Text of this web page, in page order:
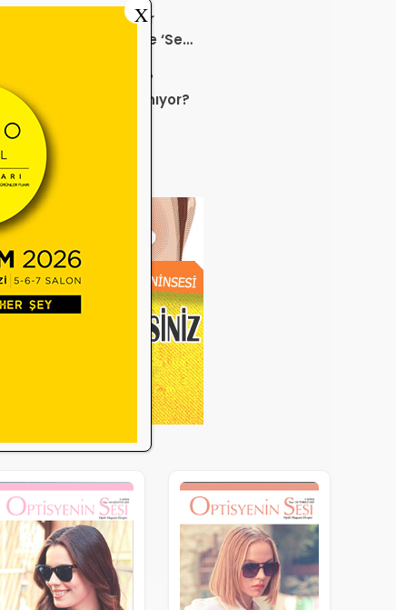
Bu Kampanyalara Dur
mi? Sağlık ürününde ‘Set
neden durdu?
ayında neler yaşanıyor?
Miadı Dolan Gözlük
SGK İşlemlerini
X